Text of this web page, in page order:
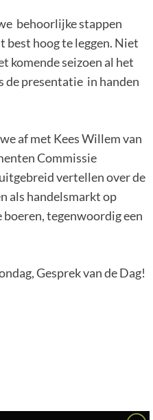
behoorlijke stappen
best hoog te leggen. Niet
komende seizoen al het
de presentatie in handen
af met Kees Willem van
Commissie
vertellen over de
als handelsmarkt op
tegenwoordig een
Gesprek van de Dag!